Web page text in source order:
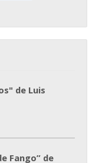
de Luis
Fango” de